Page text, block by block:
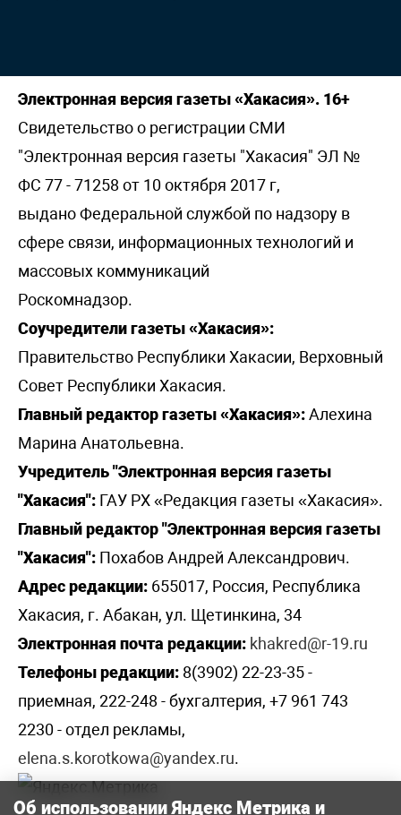
Электронная версия газеты «Хакасия». 16+
Свидетельство о регистрации СМИ
"Электронная версия газеты "Хакасия" ЭЛ №
ФС 77 - 71258 от 10 октября 2017 г,
выдано Федеральной службой по надзору в
сфере связи, информационных технологий и
массовых коммуникаций
Роскомнадзор.
Соучредители газеты «Хакасия»:
Правительство Республики Хакасии, Верховный
Совет Республики Хакасия.
Главный редактор газеты «Хакасия»:Алехина
Марина Анатольевна.
Учредитель "Электронная версия газеты
"Хакасия": ГАУ РХ «Редакция газеты «Хакасия».
Главный редактор "Электронная версия газеты
"Хакасия": Похабов Андрей Александрович.
Адрес редакции: 655017, Россия, Республика
Хакасия, г. Абакан, ул. Щетинкина, 34
Электронная почта редакции: khakred@r-19.ru
Телефоны редакции: 8(3902) 22-23-35 -
приемная, 222-248 - бухгалтерия, +7 961 743
2230 - отдел рекламы,
elena.s.korotkowa@yandex.ru.
Об использовании Яндекс Метрика и